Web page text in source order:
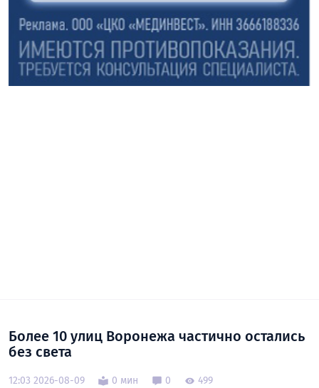
Более 10 улиц Воронежа частично остались
без света
12:03 2026-08-09 0 мин 0 499